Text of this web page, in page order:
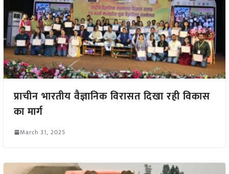
प्राचीन भारतीय वैज्ञानिक विरासत दिखा रही विकास
का मार्ग
March 31, 2025